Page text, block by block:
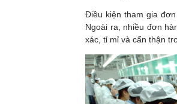
Điều kiện tham gia
Ngoài ra, nhiều đơn
xác, tỉ mỉ và cẩn thận